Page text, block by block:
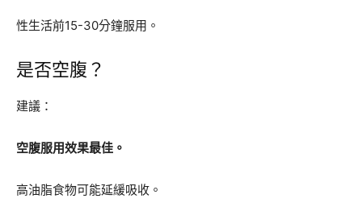
性生活前15-30分鐘服用。
是否空腹？
建議：
空腹服用效果最佳。
高油脂食物可能延緩吸收。